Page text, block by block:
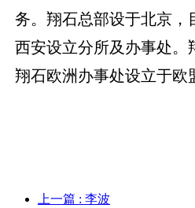
务。翔石总部设于北京
西安设立分所及办事处
翔石欧洲办事处设立于欧
上一篇 : 李波